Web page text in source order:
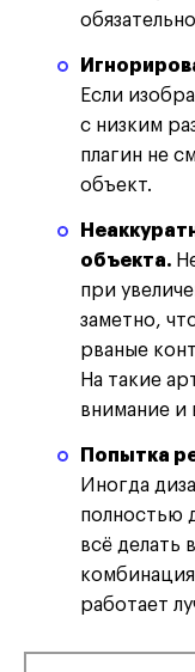
Если
с низким
плагин не
объект.
объекта.
при
заметно,
рваные
На такие
внимание и
Попытка
Иногда
полностью
всё делать
работает